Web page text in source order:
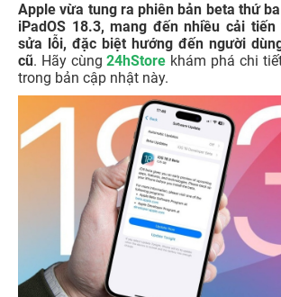
Apple vừa tung ra phiên bản beta thứ
iPadOS 18.3, mang đến nhiều cải
sửa lỗi, đặc biệt hướng đến người
cũ. Hãy cùng24hStore khám phá chi
trong bản cập nhật này.